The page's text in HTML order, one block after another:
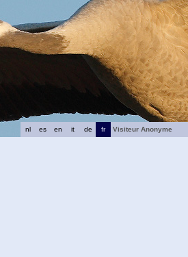
fr
de
it
en
es
nl
Visiteur Anonyme